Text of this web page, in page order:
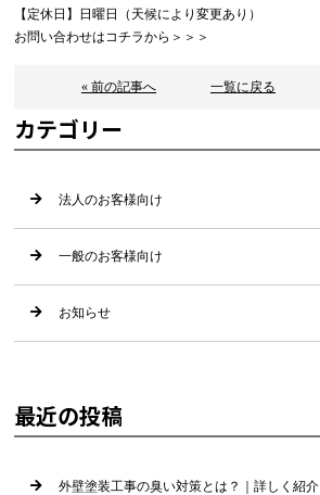
【定休日】日曜日（天候により変更あり）
お問い合わせはコチラから＞＞＞
« 前の記事へ 一覧に戻る
カテゴリー
法人のお客様向け
一般のお客様向け
お知らせ
最近の投稿
外壁塗装工事の臭い対策とは？｜詳しく紹介